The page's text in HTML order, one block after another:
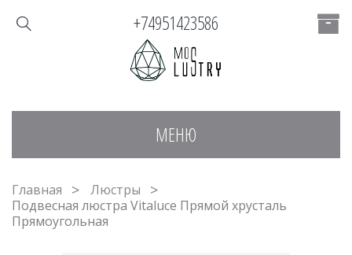
МЕНЮ
+74951423586
Главная
Люстры
Подвесная люстра Vitaluce Прямой хрусталь
Прямоугольная